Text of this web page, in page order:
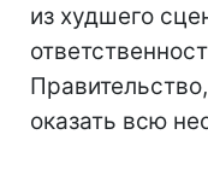
из худшего
оказать всю